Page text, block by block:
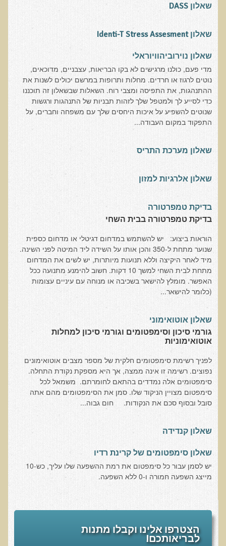
מידע מקצועי לרופאים ומטפלים על בדיקת ה-AMAS
בדיקת AMAS - מידע למטופל
פאנל קרדיו-ווסקולרי - לבריאות מערכת כלי הדם והלב
בדיקת שיער לאיתור מחסור במינרלים
בדיקות גנטיות
בדיקות לאבחון מחסורים וסיכונים
בדיקת צואה לאיתור מוקדם של סרטן המעי הגס M2PK
בדיקות למחסורים תזונתיים, בדיקות ויטמינים
דפי מידע
רשימת משאבים לפציינט
רשימת תוצרת מרוססת
רשימת מאכלים המכילים חומצה אוקסלית
דף כספית
רשימת מאכלים המכילים היסטמין
עשרת המזונות
עדויות מטופלים
תודה לך דוקטור על חוויה נהדרת
אדם ורופא שנותן לי אלטרנטיבה אחרת ממה שהרופאים שפגשתי נתנו
לי
ירדתי ל- 2 מגנזיום גליצינייט ליום ולא לקחתי את הלית'נייז כבר חודש
​תודה לך עדיאל על הפגישה היום. מאד שמחתי על האווירה האופטימית
התקווה היחידה כאשר מאובחנים עם סרטן
אנחנו מאושרים מאוד שביצענו ואת הבדיקה וממליצים בחום לכל מי
שסובל לעשות אותה.
הבריאות של כל המשפחה השתפרה
אסירי תודה לך על השבת הבריאות שלנו
תודה דר' עדיאל שהצלת את חיי!
אודות
שאלון DASS
שאלון Identi-T Stress Assesment
שאלון נוירוביהוויוראלי
מדי פעם, כולנו מרגישים לא בקו הבריאות, עצבניים, מדוכאים,
נוטים לרגוז או חרדים. מחלות ותרופות במרשם יכולים לשנות את
ההתנהגות, את התפיסה ומצבי רוח. השאלות שבשאלון זה תוכננו
כדי לסייע לך ולמטפל שלך לזהות תבניות של התנהגות ורגשות
שנוטים להשפיע על איכות היחסים שלך עם משפחה וחברים, על
התפקוד במקום העבודה...
שאלון מערכת התריס
שאלון אלרגיות למזון
בדיקת טמפרטורה
בדיקת טמפרטורה בבית השחי
הוראות ביצוע: יש להשתמש במדחום דגיטלי או מדחום כספית
שנוער מתחת ל-350 והכן אותו על השידה ליד המיטה לפני השינה.
מיד לאחר היקיצה וללא תנועות מיותרות, יש לשים את המדחום
מתחת לבית השחי למשך 10 דקות. חשוב להימנע מתנועה ככל
האפשר. מומלץ להישאר בשכיבה או מנוחה עם עיניים עצומות
(כלומר להישאר...
שאלון אוטואימוני
​גורמי סיכון וסימפטומים וגורמי סיכון למחלות
אוטואימוניות
לפניך רשימת סימפטומים חלקית של מספר מצבים אוטואימונים
נפוצים. רשימה זו אינה ממצה, אך היא מספקת נקודת התחלה.
סימפטומים אלה נמדדים בהתאם לחומרתם. משמאל לכל
סימפטום מצויין הניקוד שלו. סמן את הסימפטומים מהם אתה
סובל ובסוף סכם את הנקודות. חום גבוה...
שאלון קנדידה
שאלון סימפטומים של קרינת רדיו
יש לסמן עבור כל סימפטום את רמת ההשפעה שלו עליך, כש-10
מייצג השפעה חמורה ו-0 ללא השפעה.
הצטרפו אלינו וקבלו מתנות
לבריאותכם!